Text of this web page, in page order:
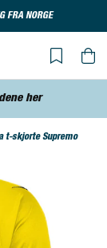
FRA NORGE
her
t-skjorte Supremo